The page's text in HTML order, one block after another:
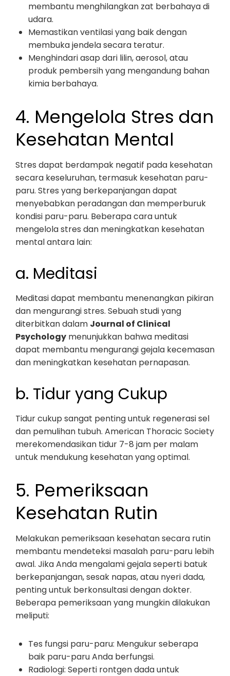
membantu menghilangkan zat berbahaya di
udara.
Memastikan ventilasi yang baik dengan
membuka jendela secara teratur.
Menghindari asap dari lilin, aerosol, atau
produk pembersih yang mengandung bahan
kimia berbahaya.
4. Mengelola Stres dan
Kesehatan Mental
Stres dapat berdampak negatif pada kesehatan
secara keseluruhan, termasuk kesehatan paru-
paru. Stres yang berkepanjangan dapat
menyebabkan peradangan dan memperburuk
kondisi paru-paru. Beberapa cara untuk
mengelola stres dan meningkatkan kesehatan
mental antara lain:
a. Meditasi
Meditasi dapat membantu menenangkan pikiran
dan mengurangi stres. Sebuah studi yang
diterbitkan dalam Journal of Clinical
Psychology menunjukkan bahwa meditasi
dapat membantu mengurangi gejala kecemasan
dan meningkatkan kesehatan pernapasan.
b. Tidur yang Cukup
Tidur cukup sangat penting untuk regenerasi sel
dan pemulihan tubuh. American Thoracic Society
merekomendasikan tidur 7-8 jam per malam
untuk mendukung kesehatan yang optimal.
5. Pemeriksaan
Kesehatan Rutin
Melakukan pemeriksaan kesehatan secara rutin
membantu mendeteksi masalah paru-paru lebih
awal. Jika Anda mengalami gejala seperti batuk
berkepanjangan, sesak napas, atau nyeri dada,
penting untuk berkonsultasi dengan dokter.
Beberapa pemeriksaan yang mungkin dilakukan
meliputi:
Tes fungsi paru-paru: Mengukur seberapa
baik paru-paru Anda berfungsi.
Radiologi: Seperti rontgen dada untuk